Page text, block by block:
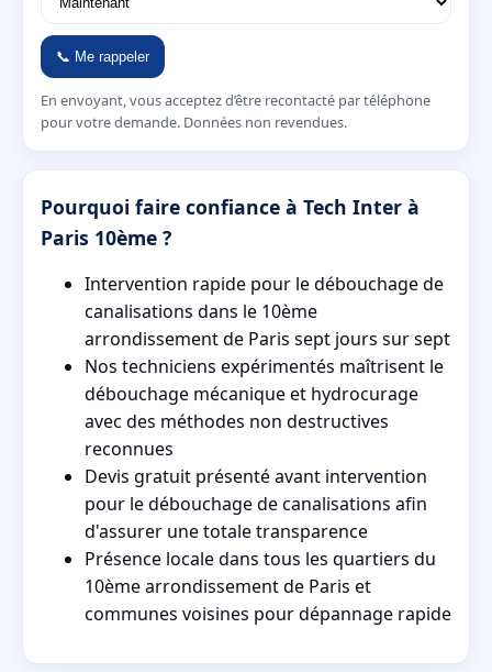
📞 Me rappeler
En envoyant, vous acceptez d’être recontacté par téléphone
pour votre demande. Données non revendues.
Pourquoi faire confiance à Tech Inter à
Paris 10ème ?
Intervention rapide pour le débouchage de
canalisations dans le 10ème
arrondissement de Paris sept jours sur sept
Nos techniciens expérimentés maîtrisent le
débouchage mécanique et hydrocurage
avec des méthodes non destructives
reconnues
Devis gratuit présenté avant intervention
pour le débouchage de canalisations afin
d'assurer une totale transparence
Présence locale dans tous les quartiers du
10ème arrondissement de Paris et
communes voisines pour dépannage rapide